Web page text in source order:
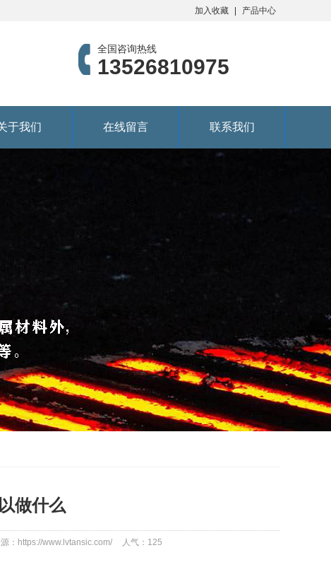
加入收藏 产品中心
全国咨询热线
13526810975
于我们 在线留言 联系我们
做什么
：https://www.lvtansic.com/ 人气： 125